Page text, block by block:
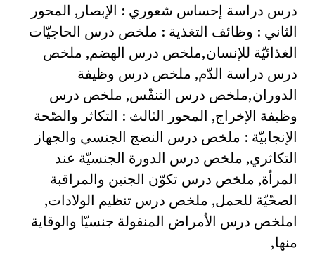
درس دراسة إحساس شعوري : الإبصار, المحور
الثاني : وظائف التغذية : ملخص درس الحاجيّات
الغذائيّة للإنسان,ملخص درس الهضم, ملخص
درس دراسة الدّم, ملخص درس وظيفة
الدوران,ملخص درس التنفّس, ملخص درس
وظيفة الإخراج, المحور الثالث : التكاثر والصّحة
الإنجابيّة : ملخص درس النضج الجنسي والجهاز
التكاثري, ملخص درس الدورة الجنسيّة عند
المرأة, ملخص درس تكوّن الجنين والمراقبة
الصحّيّة للحمل, ملخص درس تنظيم الولادات,
املخص درس الأمراض المنقولة جنسيّا والوقاية
منها,